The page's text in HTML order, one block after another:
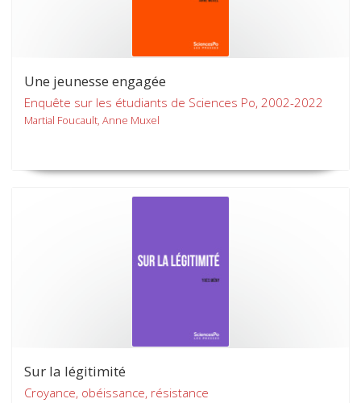
Une jeunesse engagée
Enquête sur les étudiants de Sciences Po, 2002-2022
Martial Foucault, Anne Muxel
Sur la légitimité
Croyance, obéissance, résistance